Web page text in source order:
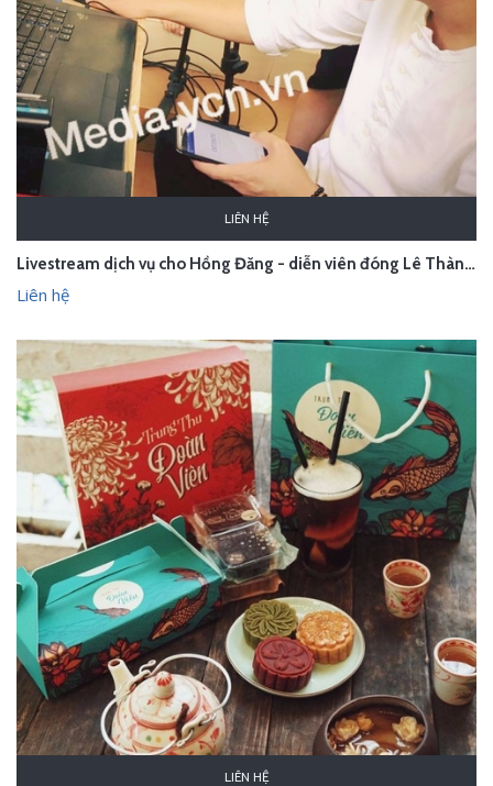
LIÊN HỆ
Livestream dịch vụ cho Hồng Đăng - diễn viên đóng Lê Thành (phim Người phán xử) - Hà Nội
Liên hệ
LIÊN HỆ